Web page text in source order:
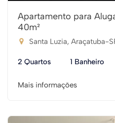
Apartamento para
40m²
Santa Luzia, Araçatuba-
2 Quartos 1 Banheiro
Mais informações